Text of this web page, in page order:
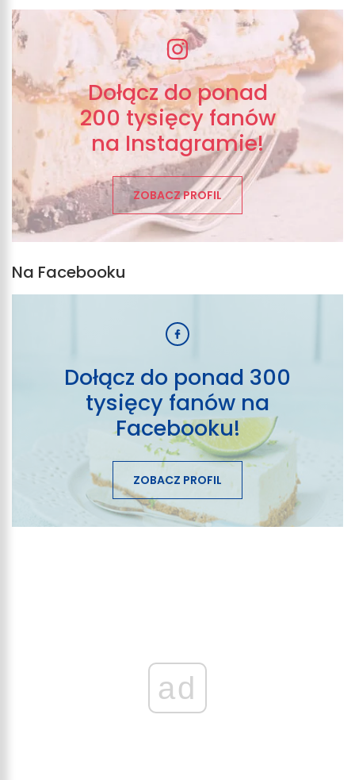
Dołącz do ponad
200 tysięcy fanów
na Instagramie!
ZOBACZ PROFIL
Na Facebooku
Dołącz do ponad 300
tysięcy fanów na
Facebooku!
ZOBACZ PROFIL
ad